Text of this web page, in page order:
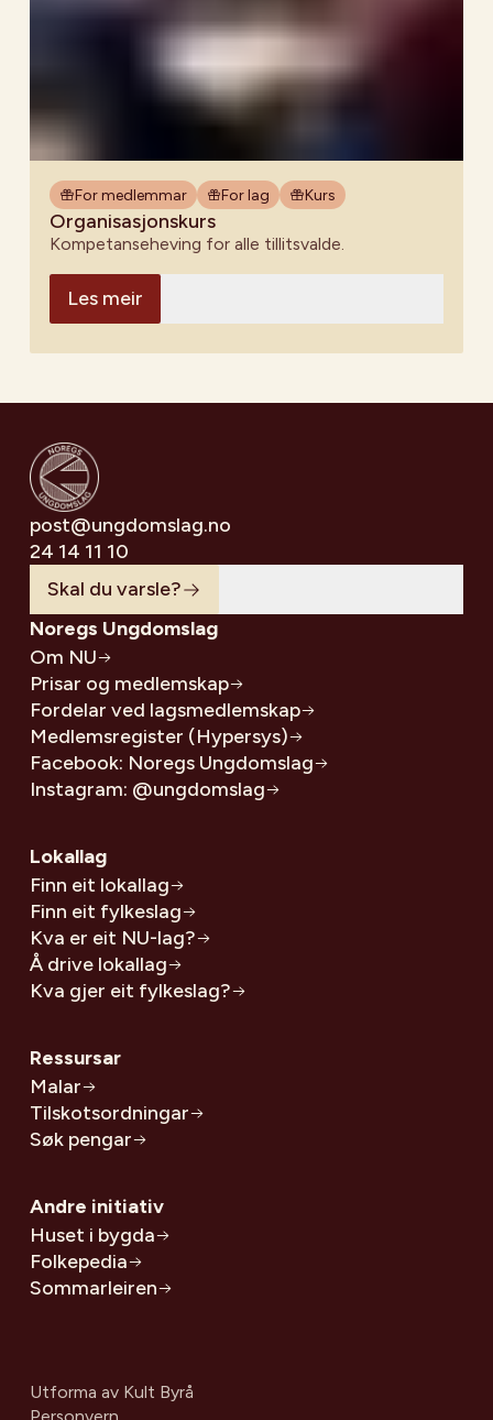
For medlemmar For lag Kurs
Organisasjonskurs
Kompetanseheving for alle tillitsvalde.
Les meir
post@ungdomslag.no
24 14 11 10
Skal du varsle?
Noregs Ungdomslag
Om NU
Prisar og medlemskap
Fordelar ved lagsmedlemskap
Medlemsregister (Hypersys)
Facebook: Noregs Ungdomslag
Instagram: @ungdomslag
Lokallag
Finn eit lokallag
Finn eit fylkeslag
Kva er eit NU-lag?
Å drive lokallag
Kva gjer eit fylkeslag?
Ressursar
Malar
Tilskotsordningar
Søk pengar
Andre initiativ
Huset i bygda
Folkepedia
Sommarleiren
Utforma av Kult Byrå